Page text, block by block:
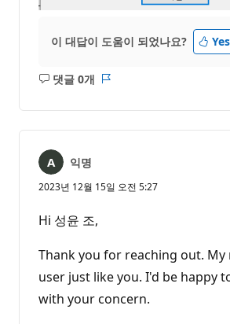
이 대답이 도움이 되었나요? Yes
댓글 0개
설
음
익명
2023년 12월 15일 오전 5:27
Hi 성윤 조,
Thank you for reaching out. My
user just like you. I'd be happy
with your concern.